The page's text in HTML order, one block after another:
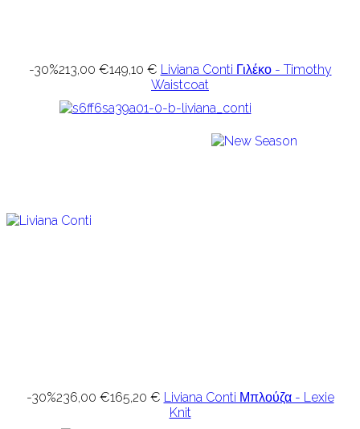
-30%213,00 €149,10 € Liviana Conti Γιλέκο - Timothy
Waistcoat
-30%236,00 €165,20 € Liviana Conti Μπλούζα - Lexie
Knit